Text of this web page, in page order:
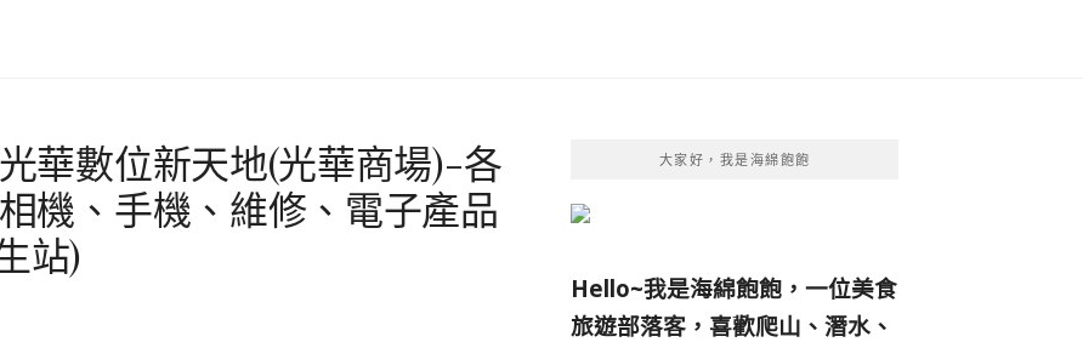
華數位新天地(光華商場)-各
機、手機、維修、電子產品
站)
大家好，我是海綿飽飽
Hello~我是海綿飽飽，一位美食
旅遊部落客， 喜歡爬山、潛水、